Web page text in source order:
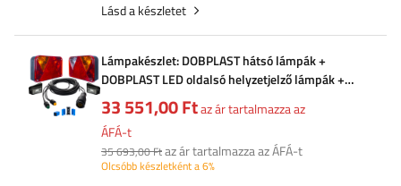
Lásd a készletet
Lámpakészlet: DOBPLAST hátsó lámpák +
DOBPLAST LED oldalsó helyzetjelző lámpák +
MANTES 5,5 m-es 13 tűs kábelköteg +
gyorscsatlakozók
33 551,00 Ftaz ár tartalmazza az
ÁFÁ-t
35 693,00 Ftaz ár tartalmazza az ÁFÁ-t
Olcsóbb készletként a 6%